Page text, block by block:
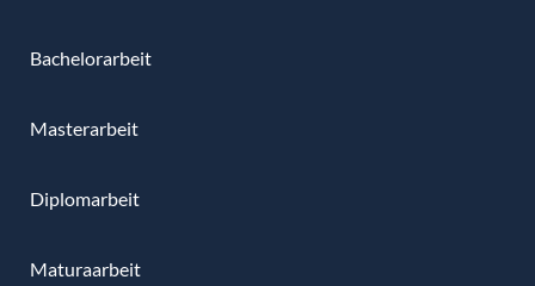
Bachelorarbeit
Masterarbeit
Diplomarbeit
Maturaarbeit